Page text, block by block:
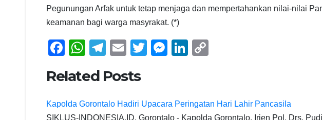
Pegunungan Arfak untuk tetap menjaga dan mempertahankan nilai-nilai
keamanan bagi warga masyrakat. (*)
F
c
e
b
W
at
s
A
T
e
gr
a
E
ail
T
er
M
e
n
Li
e
dI
y
Li
Related Posts
Kapolda Gorontalo Hadiri Upacara Peringatan Hari Lahir Pancasila
SIKLUS-INDONESIA.ID, Gorontalo - Kapolda Gorontalo, Irjen Pol. Drs.